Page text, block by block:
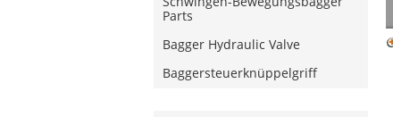
Parts
Bagger Hydraulic Valve
Baggersteuerknüppelgriff